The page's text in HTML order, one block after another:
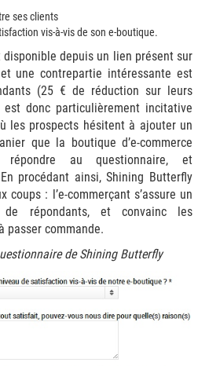
ses clients
vis-à-vis de son e-boutique.
depuis un lien présent sur
une contrepartie intéressante est
(25 € de réduction sur leurs
donc particulièrement incitative
les prospects hésitent à ajouter un
que la boutique d’e-commerce
au questionnaire, et
procédant ainsi, Shining Butterfly
coups : l’e-commerçant s’assure un
de répondants, et convainc les
passer commande.
de Shining Butterfly